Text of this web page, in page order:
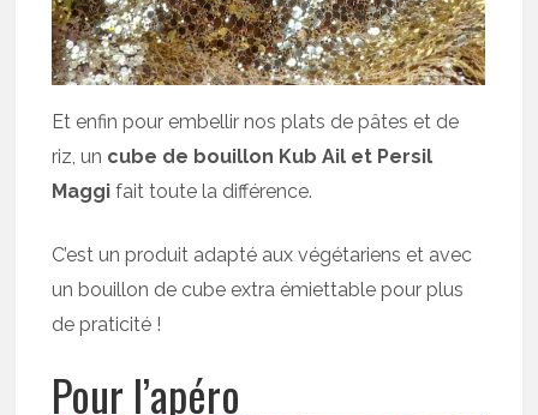
Et enfin pour embellir nos plats de pâtes et de
riz, un cube de bouillon Kub Ail et Persil
Maggi fait toute la différence.
C’est un produit adapté aux végétariens et avec
un bouillon de cube extra émiettable pour plus
de praticité !
Pour l’apéro